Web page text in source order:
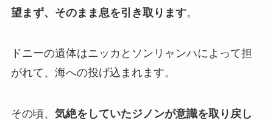
望まず、そのまま息を引き取ります。
ドニーの遺体はニッカとソンリャンハによって担
がれて、海への投げ込まれます。
その頃、 気絶をしていたジノンが意識を取り戻し